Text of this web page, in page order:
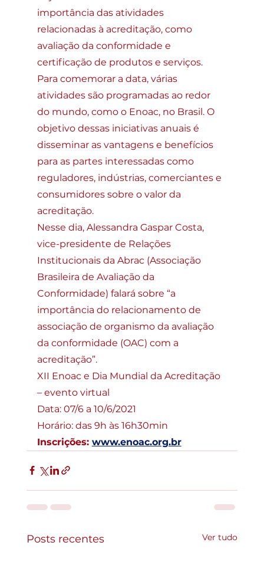
importância das atividades
relacionadas à acreditação, como
avaliação da conformidade e
certificação de produtos e serviços.
Para comemorar a data, várias
atividades são programadas ao redor
do mundo, como o Enoac, no Brasil. O
objetivo dessas iniciativas anuais é
disseminar as vantagens e benefícios
para as partes interessadas como
reguladores, indústrias, comerciantes e
consumidores sobre o valor da
acreditação.
Nesse dia, Alessandra Gaspar Costa,
vice-presidente de Relações
Institucionais da Abrac (Associação
Brasileira de Avaliação da
Conformidade) falará sobre “a
importância do relacionamento de
associação de organismo da avaliação
da conformidade (OAC) com a
acreditação”.
XII Enoac e Dia Mundial da Acreditação
– evento virtual
Data: 07/6 a 10/6/2021
Horário: das 9h às 16h30min
Inscrições: www.enoac.org.br
Posts recentes Ver tudo